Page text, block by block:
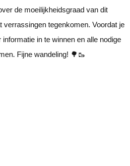
de moeilijkheidsgraad van dit
tegenkomen. Voordat je
in te winnen en alle nodige
Fijne wandeling! 🌳🥾